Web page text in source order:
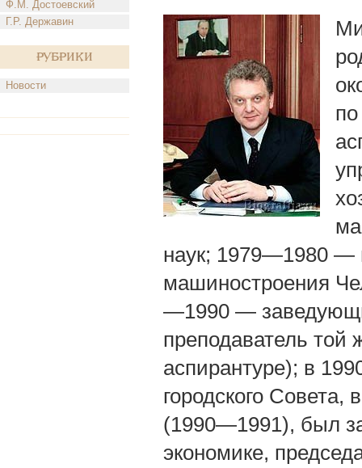
Ф.М. Достоевский
Г.Р. Державин
Рубрики
Новости
наук; 1979—1980 —
машиностроения
—1990 —
преподаватель
аспирантуре); в
городского
(1990—1991), был
экономике,